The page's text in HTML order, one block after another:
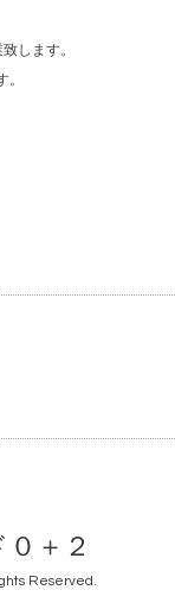
します。
＋２
Reserved.